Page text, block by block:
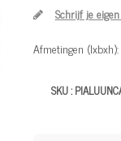
Schrijf je
Afmetingen
SKU :